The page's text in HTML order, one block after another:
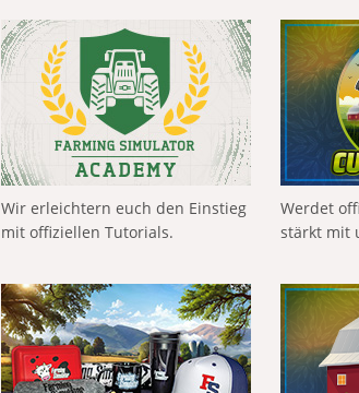
Wir erleichtern euch den Einstieg
mit offiziellen Tutorials.
Werdet
stärkt mit